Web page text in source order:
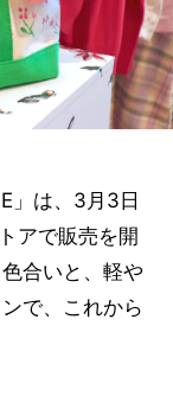
」は、3月3日
アで販売を開
合いと、軽や
で、これから